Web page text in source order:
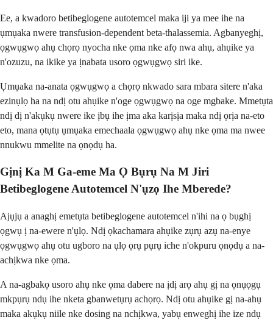
Ee, a kwadoro betibeglogene autotemcel maka iji ya mee ihe na
ụmụaka nwere transfusion-dependent beta-thalassemia. Agbanyeghị,
ọgwụgwọ ahụ chọrọ nyocha nke ọma nke afọ nwa ahụ, ahụike ya
n'ozuzu, na ikike ya ịnabata usoro ọgwụgwọ siri ike.
Ụmụaka na-anata ọgwụgwọ a chọrọ nkwado sara mbara sitere n'aka
ezinụlọ ha na ndị otu ahụike n'oge ọgwụgwọ na oge mgbake. Mmetụta
ndị dị n'akụkụ nwere ike ịbụ ihe ịma aka karịsịa maka ndị ọrịa na-eto
eto, mana ọtụtụ ụmụaka emechaala ọgwụgwọ ahụ nke ọma ma nwee
nnukwu mmelite na ọnọdụ ha.
Gịnị Ka M Ga-eme Ma Ọ Bụrụ Na M Jiri
Betibeglogene Autotemcel N'ụzọ Ihe Mberede?
Ajụjụ a anaghị emetụta betibeglogene autotemcel n'ihi na ọ bụghị
ọgwụ ị na-ewere n'ụlọ. Ndị ọkachamara ahụike zụrụ azụ na-enye
ọgwụgwọ ahụ otu ugboro na ụlọ ọrụ pụrụ iche n'okpuru ọnọdụ a na-
achịkwa nke ọma.
A na-agbakọ usoro ahụ nke ọma dabere na ịdị arọ ahụ gị na ọnụọgụ
mkpụrụ ndụ ihe nketa gbanwetụrụ achọrọ. Ndị otu ahụike gị na-ahụ
maka akụkụ niile nke dosing na nchịkwa, yabụ enweghị ihe ize ndụ